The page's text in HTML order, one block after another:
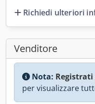
Richiedi ulteriori
Venditore
Nota:
per visualizzare